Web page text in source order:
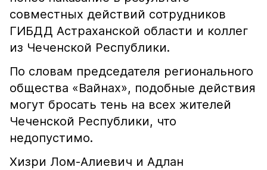
совместных действий сотрудников
ГИБДД Астраханской области и коллег
из Чеченской Республики.
По словам председателя регионального
общества «Вайнах», подобные действия
могут бросать тень на всех жителей
Чеченской Республики, что
недопустимо.
Хизри Лом-Алиевич и Адлан